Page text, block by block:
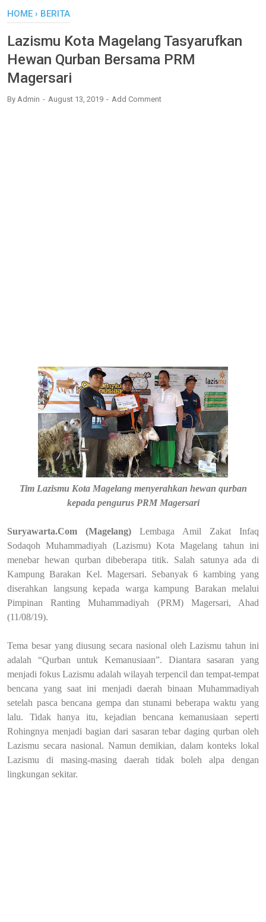
HOME › BERITA
Lazismu Kota Magelang Tasyarufkan
Hewan Qurban Bersama PRM
Magersari
By Admin August 13, 2019 Add Comment
Tim Lazismu Kota Magelang menyerahkan hewan qurban
kepada pengurus PRM Magersari
Suryawarta.Com (Magelang) Lembaga Amil Zakat Infaq
Sodaqoh Muhammadiyah (Lazismu) Kota Magelang tahun ini
menebar hewan qurban dibeberapa titik. Salah satunya ada di
Kampung Barakan Kel. Magersari. Sebanyak 6 kambing yang
diserahkan langsung kepada warga kampung Barakan melalui
Pimpinan Ranting Muhammadiyah (PRM) Magersari, Ahad
(11/08/19).
Tema besar yang diusung secara nasional oleh Lazismu tahun ini
adalah “Qurban untuk Kemanusiaan”. Diantara sasaran yang
menjadi fokus Lazismu adalah wilayah terpencil dan tempat-tempat
bencana yang saat ini menjadi daerah binaan Muhammadiyah
setelah pasca bencana gempa dan stunami beberapa waktu yang
lalu. Tidak hanya itu, kejadian bencana kemanusiaan seperti
Rohingnya menjadi bagian dari sasaran tebar daging qurban oleh
Lazismu secara nasional. Namun demikian, dalam konteks lokal
Lazismu di masing-masing daerah tidak boleh alpa dengan
lingkungan sekitar.